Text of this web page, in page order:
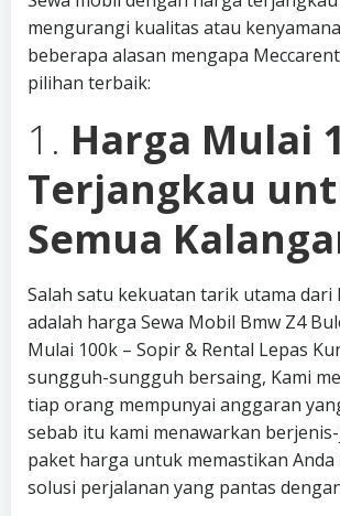
mengurangi kualitas atau
beberapa alasan mengapa
pilihan terbaik:
1. Harga Mulai
Terjangkau
Semua
Salah satu kekuatan tarik utama dari
adalah harga Sewa Mobil Bmw Z4
Mulai 100k – Sopir & Rental Lepas
sungguh-sungguh bersaing, Kami
tiap orang mempunyai anggaran
sebab itu kami menawarkan
paket harga untuk memastikan
solusi perjalanan yang pantas